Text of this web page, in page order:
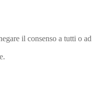
il consenso a tutti o ad